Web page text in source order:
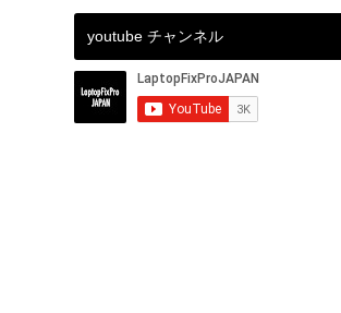
youtube チャンネル